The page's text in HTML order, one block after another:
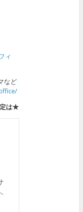
ィ
など
は★